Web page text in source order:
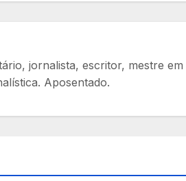
jornalista, escritor, mestre
Aposentado.